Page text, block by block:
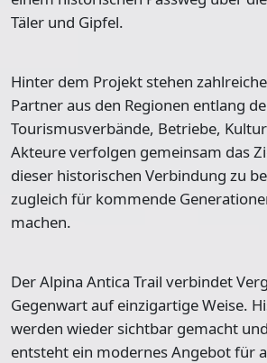
Täler und Gipfel.
Hinter dem Projekt stehen
Partner aus den Regionen entlang
Tourismusverbände, Betriebe,
Akteure verfolgen gemeinsam das
dieser historischen Verbindung zu
zugleich für kommende
machen.
Der Alpina Antica Trail verbindet
Gegenwart auf einzigartige Weise.
werden wieder sichtbar gemacht
entsteht ein modernes Angebot für